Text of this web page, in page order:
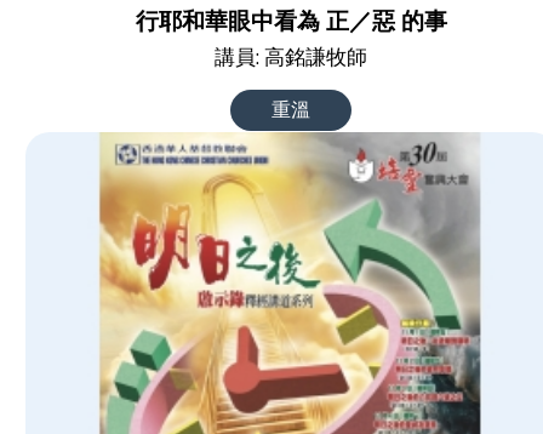
行耶和華眼中看為 正／惡 的事
講員: 高銘謙牧師
重溫